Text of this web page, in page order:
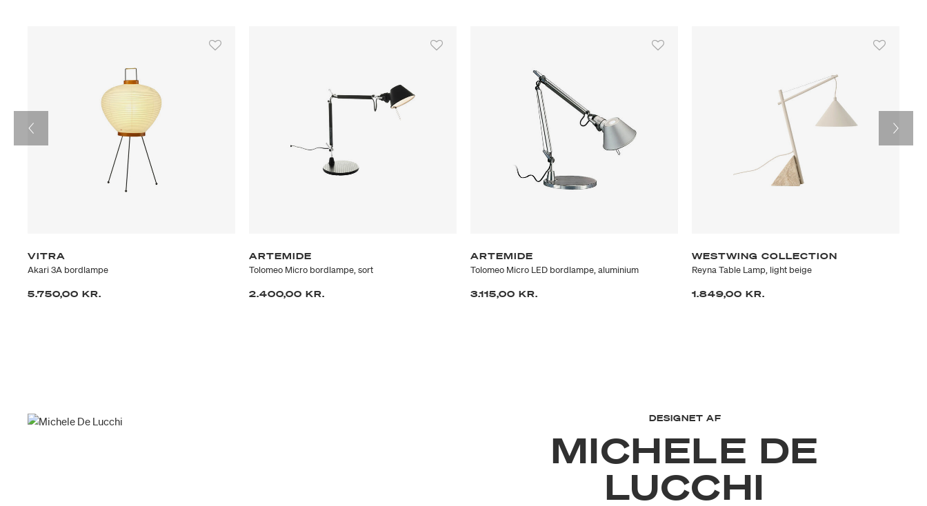
VITRA
Akari 3A bordlampe
5.750,00 KR.
ARTEMIDE
Tolomeo Micro bordlampe, sort
2.400,00 KR.
ARTEMIDE
Tolomeo Micro LED bordlampe, aluminium
3.115,00 KR.
WESTWING COLLECTION
Reyna Table Lamp, light beige
1.849,00 KR.
DESIGNET AF
MICHELE DE
LUCCHI